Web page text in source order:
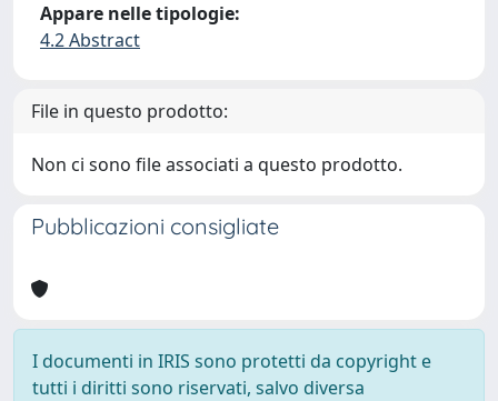
Appare nelle tipologie:
4.2 Abstract
File in questo prodotto:
Non ci sono file associati a questo prodotto.
Pubblicazioni consigliate
I documenti in IRIS sono protetti da copyright e
tutti i diritti sono riservati, salvo diversa